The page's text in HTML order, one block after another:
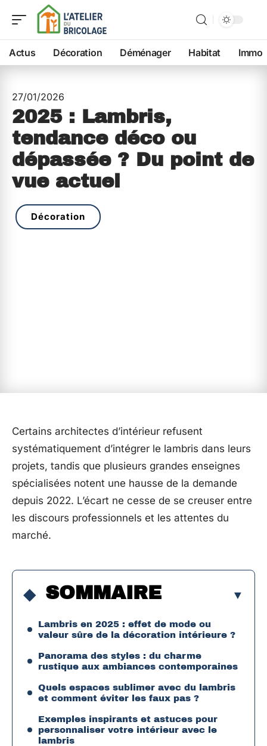
Actus Décoration Déménager Habitat Immo
27/01/2026
2025 : Lambris,
tendance déco ou
dépassée ? Du point de
vue actuel
Décoration
Certains architectes d’intérieur refusent
systématiquement d’intégrer le lambris dans leurs
projets, tandis que plusieurs grandes enseignes
spécialisées notent une hausse de la demande
depuis 2022. L’écart ne cesse de se creuser entre
les discours professionnels et les attentes du
marché.
SOMMAIRE
Lambris en 2025 : effet de mode ou
valeur sûre de la décoration intérieure ?
Panorama des styles : du charme
rustique aux ambiances contemporaines
Quels espaces sublimer avec du lambris
et comment éviter les faux pas ?
Exemples inspirants et astuces pour
personnaliser votre intérieur avec le
lambris